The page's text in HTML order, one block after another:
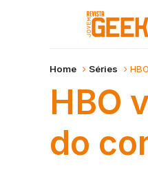
Home Séries
HBO
do